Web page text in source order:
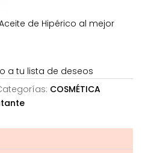
de Hipérico al mejor
a tu lista de deseos
COSMÉTICA